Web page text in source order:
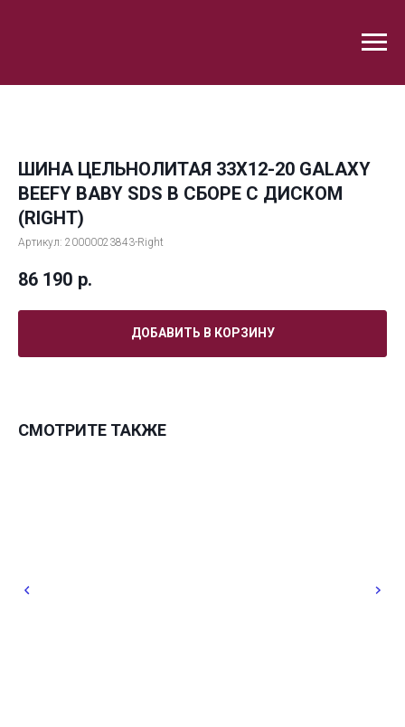
ШИНА ЦЕЛЬНОЛИТАЯ 33X12-20 GALAXY
BEEFY BABY SDS В СБОРЕ С ДИСКОМ
(RIGHT)
Артикул: 20000023843-Right
86 190 р.
ДОБАВИТЬ В КОРЗИНУ
СМОТРИТЕ ТАКЖЕ